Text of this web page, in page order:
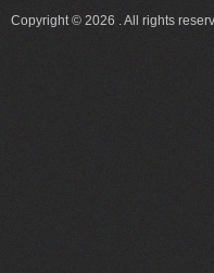
Copyright © 2026 . All rights